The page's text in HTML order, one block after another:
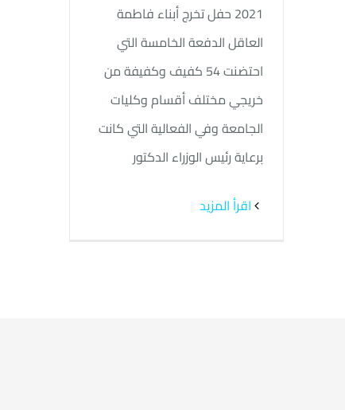
2021 حفل تخرج أبناء فاطمة
العاقل الدفعة الخامسة التي
احتضنت 54 كفيف وكفيفة من
خريجي مختلف أقسام وكليات
الجامعة وفي الفعالية التي كانت
برعاية رئيس الوزراء الدكتور